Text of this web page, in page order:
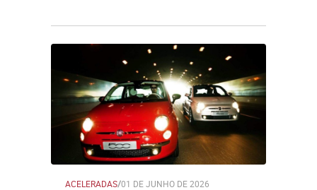
ACELERADAS/01 DE JUNHO DE 2026